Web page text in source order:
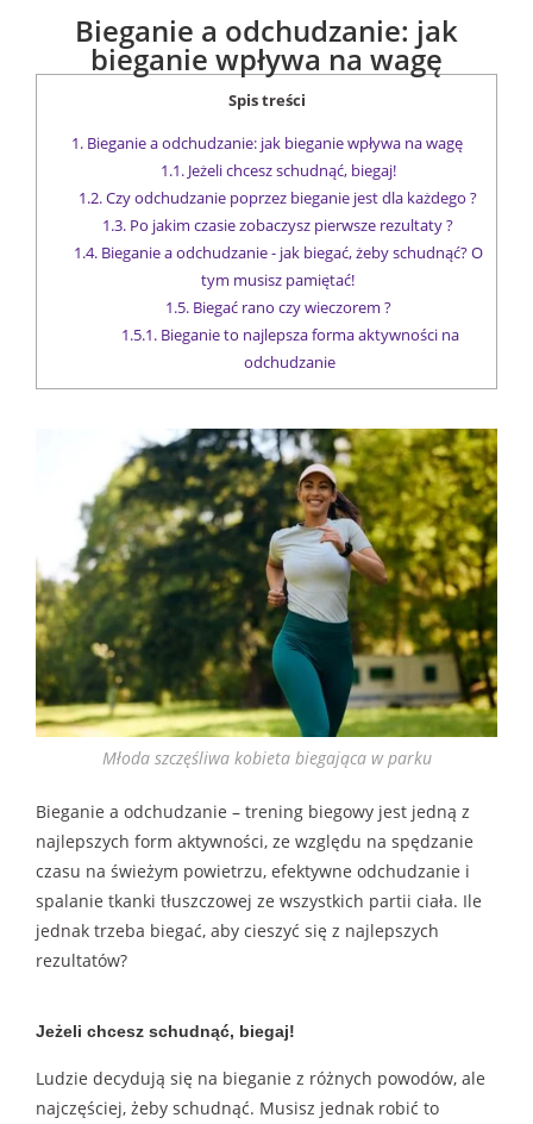
Bieganie a odchudzanie: jak
bieganie wpływa na wagę
Spis treści
1.Bieganie a odchudzanie: jak bieganie wpływa na wagę
1.1.Jeżeli chcesz schudnąć, biegaj!
1.2.Czy odchudzanie poprzez bieganie jest dla każdego ?
1.3. Po jakim czasie zobaczysz pierwsze rezultaty ?
1.4.Bieganie a odchudzanie - jak biegać, żeby schudnąć? O
tym musisz pamiętać!
1.5.Biegać rano czy wieczorem ?
1.5.1.Bieganie to najlepsza forma aktywności na
odchudzanie
Młoda szczęśliwa kobieta biegająca w parku
Bieganie a odchudzanie – trening biegowy jest jedną z
najlepszych form aktywności, ze względu na spędzanie
czasu na świeżym powietrzu, efektywne odchudzanie i
spalanie tkanki tłuszczowej ze wszystkich partii ciała. Ile
jednak trzeba biegać, aby cieszyć się z najlepszych
rezultatów?
Jeżeli chcesz schudnąć, biegaj!
Ludzie decydują się na bieganie z różnych powodów, ale
najczęściej, żeby schudnąć. Musisz jednak robić to